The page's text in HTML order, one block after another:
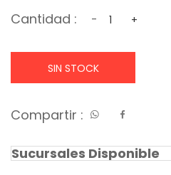
Cantidad : - +
SIN STOCK
Compartir :
Sucursales Disponible